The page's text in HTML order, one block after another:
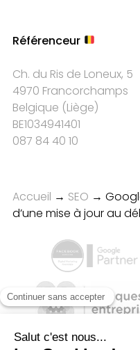
Référenceur
Ch. du Ris de Loneux, 5
4970 Francorchamps
Belgique (Liège)
BE1034941401
087 84 40 10
Accueil → SEO →
d’une mise à jour au